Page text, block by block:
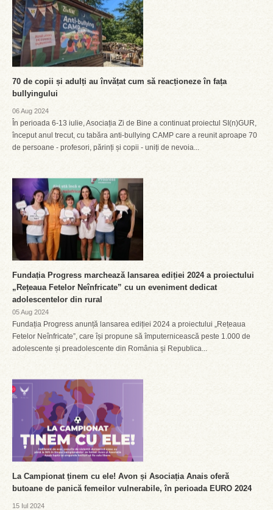
70 de copii și adulți au învățat cum să reacționeze în fața
bullyingului
06 Aug 2024
În perioada 6-13 iulie, Asociația Zi de Bine a continuat proiectul SI(n)GUR,
început anul trecut, cu tabăra anti-bullying CAMP care a reunit aproape 70
de persoane - profesori, părinți și copii - uniți de nevoia...
Fundația Progress marchează lansarea ediției 2024 a proiectului
„Rețeaua Fetelor Neînfricate” cu un eveniment dedicat
adolescentelor din rural
05 Aug 2024
Fundația Progress anunță lansarea ediției 2024 a proiectului „Rețeaua
Fetelor Neînfricate”, care își propune să împuternicească peste 1.000 de
adolescente și preadolescente din România și Republica...
La Campionat ținem cu ele! Avon și Asociația Anais oferă
butoane de panică femeilor vulnerabile, în perioada EURO 2024
15 Iul 2024